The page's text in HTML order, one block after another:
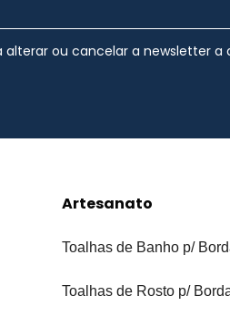
alterar ou cancelar a newsletter
Artesanato
Toalhas de Banho p/
Toalhas de Rosto p/